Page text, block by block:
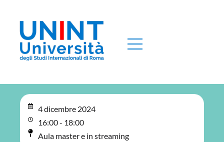
4 dicembre 2024
16:00 - 18:00
Aula master e in streaming